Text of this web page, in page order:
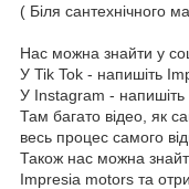
( Біля сантехнічного
Нас можна знайти у
У Tik Tok - напишіть
У Instagram -
Там багато відео, як
весь процес самого
Також нас можна
Impresia motors та